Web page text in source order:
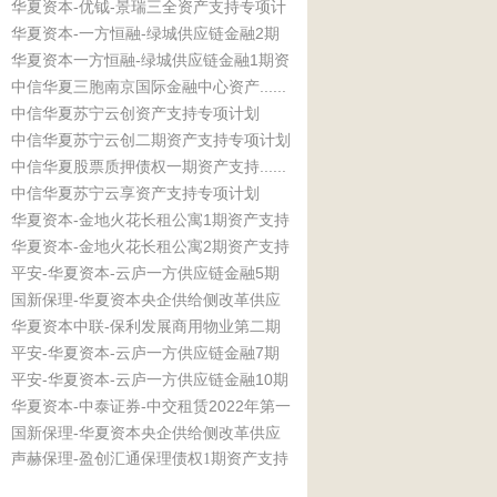
计划
华夏资本-优钺-景瑞三全资产支持专项计
划
华夏资本-一方恒融-绿城供应链金融2期
资产支持专项计划
华夏资本一方恒融-绿城供应链金融1期资
产支持专项计划
中信华夏三胞南京国际金融中心资产......
中信华夏苏宁云创资产支持专项计划
中信华夏苏宁云创二期资产支持专项计划
中信华夏股票质押债权一期资产支持......
中信华夏苏宁云享资产支持专项计划
华夏资本-金地火花长租公寓1期资产支持
专项计划
华夏资本-金地火花长租公寓2期资产支持
专项计划
平安-华夏资本-云庐一方供应链金融5期
资产支持专项计划
国新保理-华夏资本央企供给侧改革供应
链11号资产支持专项计划
华夏资本中联-保利发展商用物业第二期
资产支持专项计划
平安-华夏资本-云庐一方供应链金融7期
资产支持专项计划
平安-华夏资本-云庐一方供应链金融10期
资产支持专项计划
华夏资本-中泰证券-中交租赁2022年第一
期资产支持专项计划
国新保理-华夏资本央企供给侧改革供应
链12号资产支持专项计划
声赫保理-盈创汇通保理债权1期资产支持